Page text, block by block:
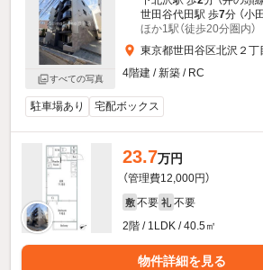
すべての写真
世田谷代田駅 歩7分 （小
ほか1駅（徒歩20分圏内）
東京都世田谷区北沢２丁
4階建 / 新築 / RC
駐車場あり 宅配ボックス
23.7万円
（管理費12,000円）
敷 不要 礼 不要
2階 / 1LDK / 40.5㎡
物件詳細を見る